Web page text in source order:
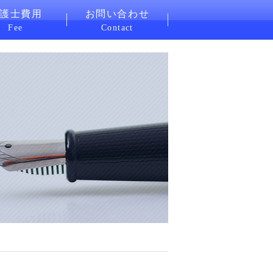
士費用
Fee
お問い合わせ
Contact